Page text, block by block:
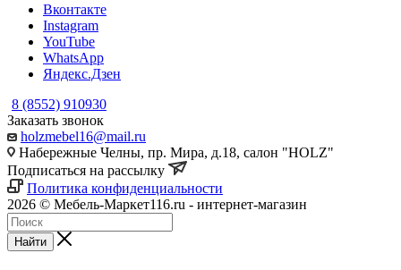
Вконтакте
Instagram
YouTube
WhatsApp
Яндекс.Дзен
8 (8552) 910930
Заказать звонок
holzmebel16@mail.ru
Набережные Челны, пр. Мира, д.18, салон "HOLZ"
Подписаться на рассылку
Политика конфиденциальности
2026 © Мебель-Маркет116.ru - интернет-магазин
Найти